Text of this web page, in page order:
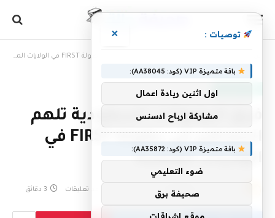
فرق الروبوتات السعودية تلهم الجماهير في بطولة FIRST في الولايات المتحدة
فرق الروبوتات السعودية تلهم
الجماهير في بطولة FIRST في
الولايات المتحدة
eshrag لا توجد تعليقات 3 دقائق
توصيات : ×
باقة متميزة VIP (كود: AA38045):
اول اثنين ريادة اعمال
مشاركة ارباح ادسنس
باقة متميزة VIP (كود: AA35872):
ضوء التعليمي
صحيفة برق